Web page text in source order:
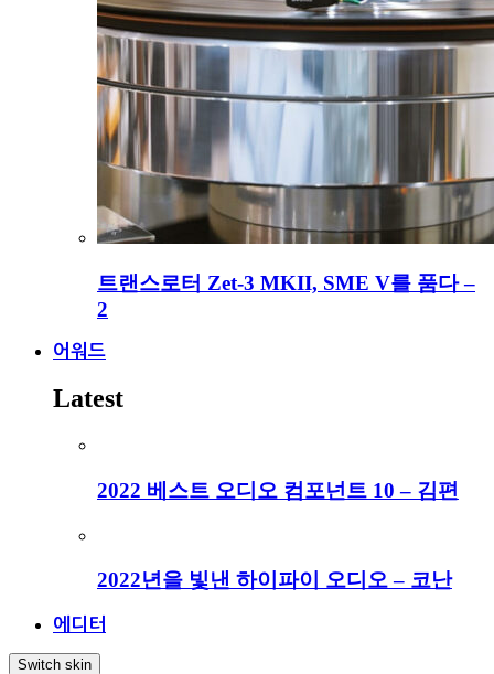
트랜스로터 Zet-3 MKII, SME V를 품다 –
2
어워드
Latest
2022 베스트 오디오 컴포넌트 10 – 김편
2022년을 빛낸 하이파이 오디오 – 코난
에디터
Switch skin